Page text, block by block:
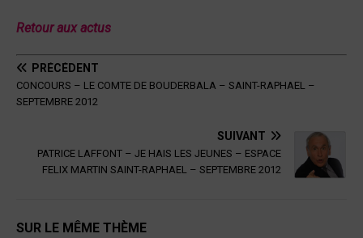
Retour aux actus
PRÉCÉDENT
CONCOURS – LE COMTE DE BOUDERBALA – SAINT-RAPHAEL –
SEPTEMBRE 2012
SUIVANT
PATRICE LAFFONT – JE HAIS LES JEUNES – ESPACE
FELIX MARTIN SAINT-RAPHAEL – SEPTEMBRE 2012
SUR LE MÊME THÈME